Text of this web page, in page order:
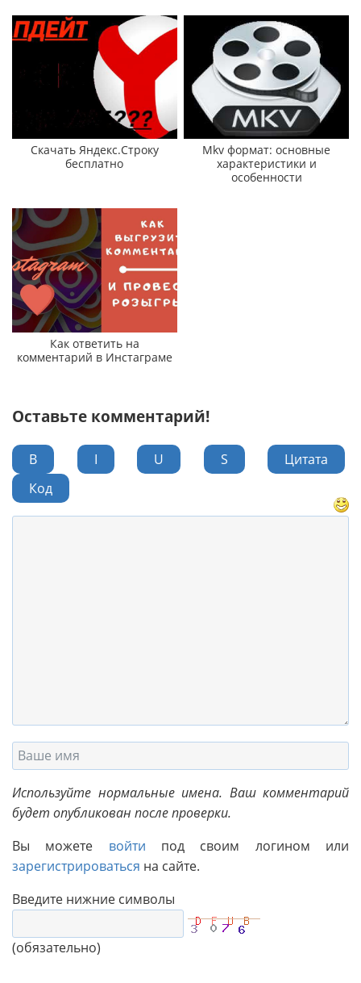
Скачать Яндекс.Строку
бесплатно
Mkv формат: основные
характеристики и
особенности
Как ответить на
комментарий в Инстаграме
Оставьте комментарий!
B I U S
Цитата
Код
Используйте нормальные имена. Ваш комментарий
будет опубликован после проверки.
Вы можете войти под своим логином или
зарегистрироваться на сайте.
Введите нижние символы
(обязательно)